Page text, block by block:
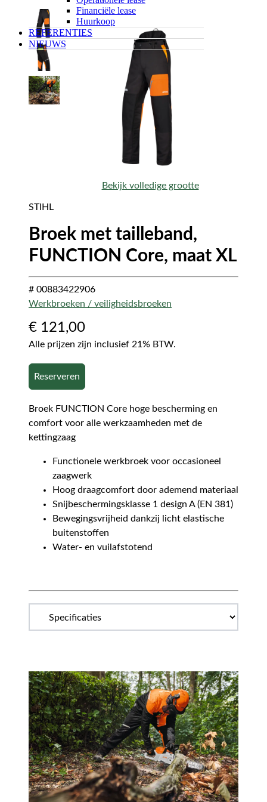
Financiële lease
Huurkoop
REFERENTIES
NIEUWS
Bekijk volledige grootte
STIHL
Broek met tailleband,
FUNCTION Core, maat XL
# 00883422906
Werkbroeken / veiligheidsbroeken
€ 121,00
Alle prijzen zijn inclusief 21% BTW.
Reserveren
Broek FUNCTION Core hoge bescherming en
comfort voor alle werkzaamheden met de
kettingzaag
Functionele werkbroek voor occasioneel
zaagwerk
Hoog draagcomfort door ademend materiaal
Snijbeschermingsklasse 1 design A (EN 381)
Bewegingsvrijheid dankzij licht elastische
buitenstoffen
Water- en vuilafstotend